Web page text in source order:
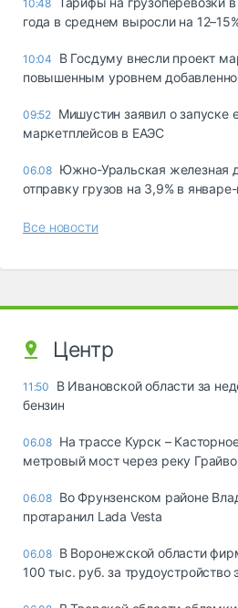
10:48
года в среднем выросли на
10:04
В Госдуму внесли проект
повышенным уровнем
09:52 Мишустин заявил о запуске
маркетплейсов в ЕАЭС
06.08 Южно-Уральская железная
отправку грузов на 3,9% в
Все новости
Центр
11:50
В Ивановской области за
бензин
06.08 На трассе Курск –
метровый мост через реку
06.08 Во Фрунзенском районе
протаранил Lada Vesta
06.08 В Воронежской области
100 тыс. руб. за